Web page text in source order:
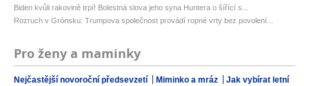
Biden kvůli rakovině trpí! Bolestná slova jeho syna Huntera o šířící s...
Rozruch v Grónsku: Trumpova společnost provádí ropné vrty bez povolení...
Pro ženy a maminky
Nejčastější novoroční předsevzetí Miminko a mráz
Jak vybírat letní